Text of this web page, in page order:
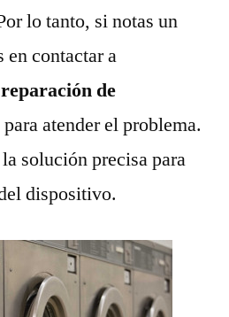
lo tanto, si notas un
en contactar a
de
para atender el problema.
solución precisa para
dispositivo.